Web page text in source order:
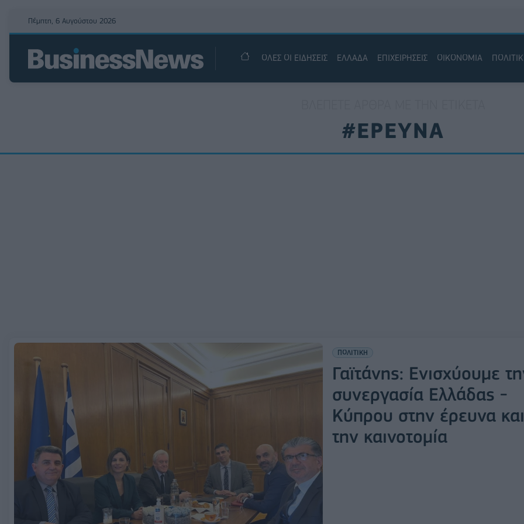
Πέμπτη, 6 Αυγούστου 2026
ΟΛΕΣ ΟΙ ΕΙΔΗΣΕΙΣ ΕΛΛΑΔΑ ΕΠΙΧΕΙΡΗΣΕΙΣ ΟΙΚΟΝΟΜΙΑ
#ΕΡΕΥΝΑ
ΠΟΛΙΤΙΚΗ
Γαϊτάνης: Ενισχύουμε
συνεργασία Ελλάδας -
Κύπρου στην έρευνα και
την καινοτομία